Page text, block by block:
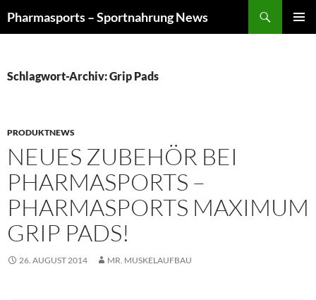
Inhalt
Pharmasports – Sportnahrung News
Schlagwort-Archiv: Grip Pads
PRODUKTNEWS
NEUES ZUBEHÖR BEI
PHARMASPORTS –
PHARMASPORTS MAXIMUM
GRIP PADS!
26. AUGUST 2014 MR. MUSKELAUFBAU